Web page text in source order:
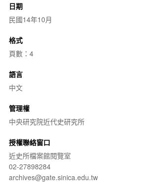
日期
民國14年10月
格式
頁數：4
語言
中文
管理權
中央研究院近代史研究所
授權聯絡窗口
近史所檔案館閱覽室
02-27898284
archives@gate.sinica.edu.tw